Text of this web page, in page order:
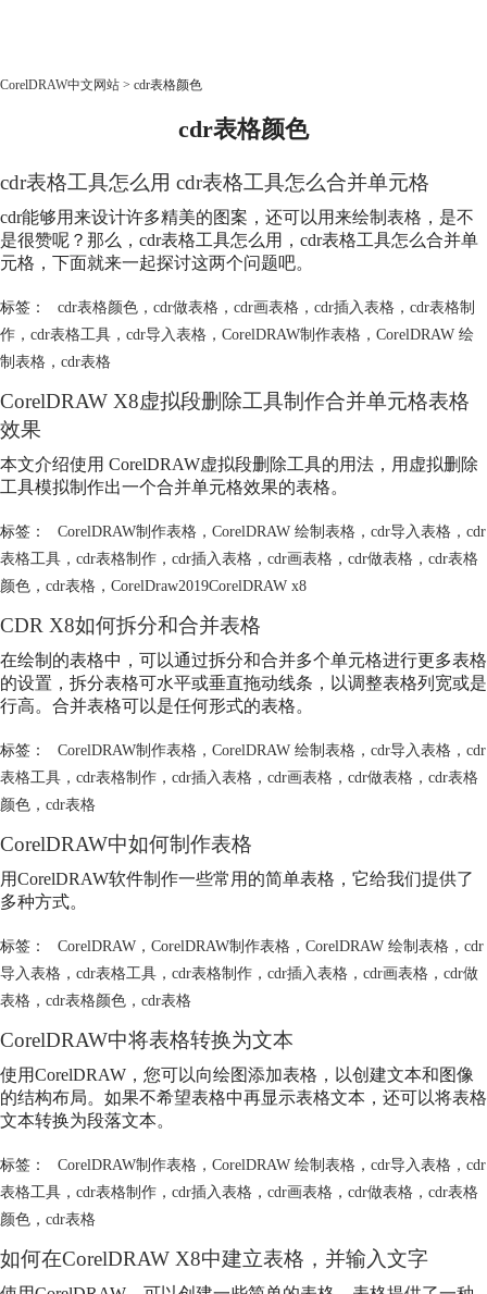
教程
下载
购买
CorelDRAW中文网站 > cdr表格颜色
cdr表格颜色
cdr表格工具怎么用 cdr表格工具怎么合并单元格
cdr能够用来设计许多精美的图案，还可以用来绘制表格，是不
是很赞呢？那么，cdr表格工具怎么用，cdr表格工具怎么合并单
元格，下面就来一起探讨这两个问题吧。
标签： cdr表格颜色， cdr做表格， cdr画表格， cdr插入表格， cdr表格制
作 ， cdr表格工具 ， cdr导入表格 ， CorelDRAW制作表格 ， CorelDRAW 绘
制表格 ， cdr表格
CorelDRAW X8虚拟段删除工具制作合并单元格表格
效果
本文介绍使用 CorelDRAW虚拟段删除工具的用法，用虚拟删除
工具模拟制作出一个合并单元格效果的表格。
标签： CorelDRAW制作表格， CorelDRAW 绘制表格， cdr导入表格， cdr
表格工具 ， cdr表格制作 ， cdr插入表格 ， cdr画表格 ， cdr做表格 ， cdr表格
颜色 ， cdr表格 ， CorelDraw2019CorelDRAW x8
CDR X8如何拆分和合并表格
在绘制的表格中，可以通过拆分和合并多个单元格进行更多表格
的设置，拆分表格可水平或垂直拖动线条，以调整表格列宽或是
行高。合并表格可以是任何形式的表格。
标签： CorelDRAW制作表格， CorelDRAW 绘制表格， cdr导入表格， cdr
表格工具 ， cdr表格制作 ， cdr插入表格 ， cdr画表格 ， cdr做表格 ， cdr表格
颜色 ， cdr表格
CorelDRAW中如何制作表格
用CorelDRAW软件制作一些常用的简单表格，它给我们提供了
多种方式。
标签： CorelDRAW， CorelDRAW制作表格， CorelDRAW 绘制表格， cdr
导入表格 ， cdr表格工具 ， cdr表格制作 ， cdr插入表格 ， cdr画表格 ， cdr做
表格 ， cdr表格颜色 ， cdr表格
CorelDRAW中将表格转换为文本
使用CorelDRAW，您可以向绘图添加表格，以创建文本和图像
的结构布局。如果不希望表格中再显示表格文本，还可以将表格
文本转换为段落文本。
标签： CorelDRAW制作表格， CorelDRAW 绘制表格， cdr导入表格， cdr
表格工具 ， cdr表格制作 ， cdr插入表格 ， cdr画表格 ， cdr做表格 ， cdr表格
颜色 ， cdr表格
如何在CorelDRAW X8中建立表格，并输入文字